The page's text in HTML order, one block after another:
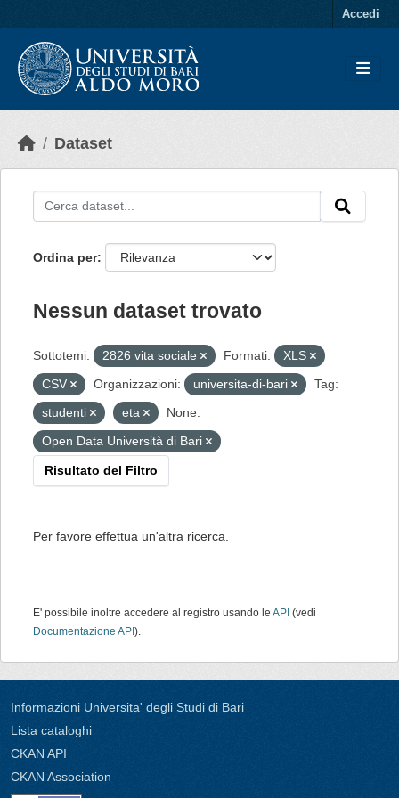
Accedi
Dataset
Ordina per
Nessun dataset trovato
Sottotemi: 2826 vita sociale Formati:
XLS
CSV
Organizzazioni: universita-di-bari
Tag:
studenti
eta
None:
Open Data Università di Bari
Risultato del Filtro
Per favore effettua un'altra ricerca.
E' possibile inoltre accedere al registro usando le API (vedi
Documentazione API ).
Informazioni Universita' degli Studi di Bari
Lista cataloghi
CKAN API
CKAN Association